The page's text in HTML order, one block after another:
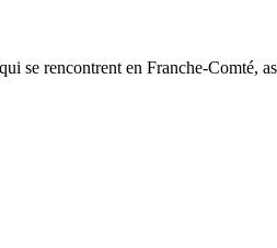
se rencontrent en Franche-Comté,